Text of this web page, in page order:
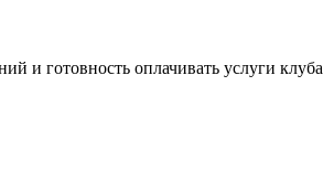
и готовность оплачивать услуги клуба